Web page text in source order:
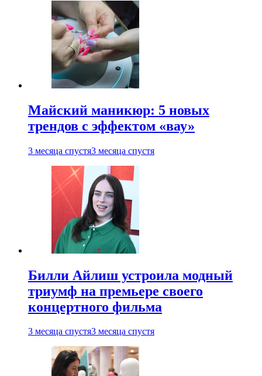
Майский маникюр: 5 новых
трендов с эффектом «вау»
3 месяца спустя3 месяца спустя
Билли Айлиш устроила модный
триумф на премьере своего
концертного фильма
3 месяца спустя3 месяца спустя